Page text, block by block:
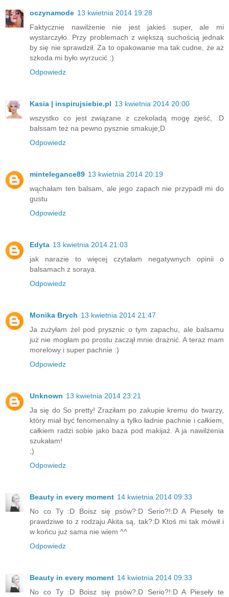
oczynamode 13 kwietnia 2014 19:28
Faktycznie nawilżenie nie jest jakieś super, ale mi
wystarczyło. Przy problemach z większą suchością jednak
by się nie sprawdził. Za to opakowanie ma tak cudne, że aż
szkoda mi było wyrzucić :)
Odpowiedz
Kasia | inspirujsiebie.pl 13 kwietnia 2014 20:00
wszystko co jest związane z czekoladą mogę zjeść, :D
balssam też na pewno pysznie smakuje;D
Odpowiedz
mintelegance89 13 kwietnia 2014 20:19
wąchałam ten balsam, ale jego zapach nie przypadł mi do
gustu
Odpowiedz
Edyta 13 kwietnia 2014 21:03
jak narazie to więcej czytałam negatywnych opinii o
balsamach z soraya.
Odpowiedz
Monika Brych 13 kwietnia 2014 21:47
Ja zużyłam żel pod prysznic o tym zapachu, ale balsamu
już nie mogłam po prostu zaczął mnie drażnić. A teraz mam
morelowy i super pachnie :)
Odpowiedz
Unknown 13 kwietnia 2014 23:21
Ja się do So pretty! Zraziłam po zakupie kremu do twarzy,
który miał być fenomenalny a tylko ładnie pachnie i całkiem,
całkiem radzi sobie jako baza pod makijaż. A ja nawilżenia
szukałam!
;)
Odpowiedz
Beauty in every moment 14 kwietnia 2014 09:33
No co Ty :D Boisz się psów?:D Serio?!:D A Pieseły te
prawdziwe to z rodzaju Akita są, tak?:D Ktoś mi tak mówił i
w końcu już sama nie wiem ^^
Odpowiedz
Beauty in every moment 14 kwietnia 2014 09:33
No co Ty :D Boisz się psów?:D Serio?!:D A Pieseły te